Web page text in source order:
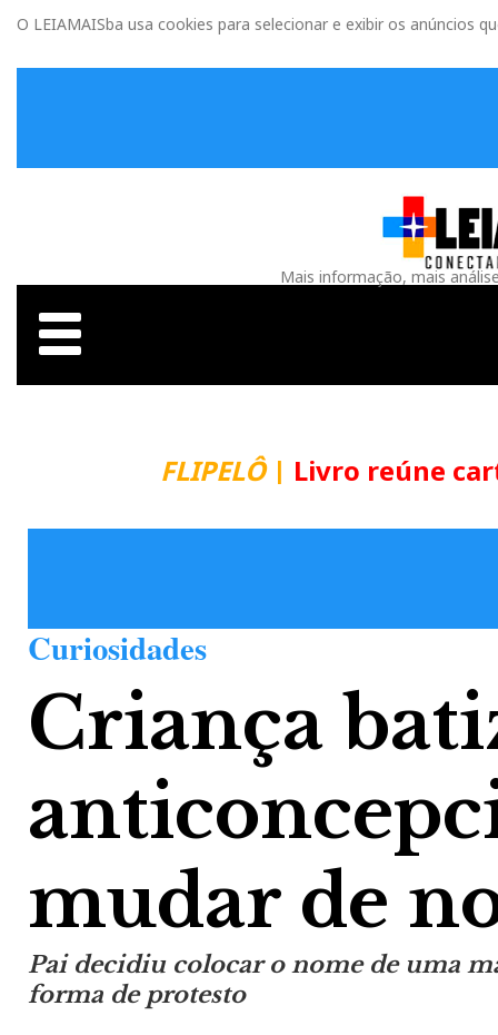
O LEIAMAISba usa cookies para selecionar e exibir os anúncios
Mais informação, mais
FLIPELÔ| Livro reúne
Curiosidades
Criança
mudar de
Pai decidiu colocar o nome de uma
forma de protesto